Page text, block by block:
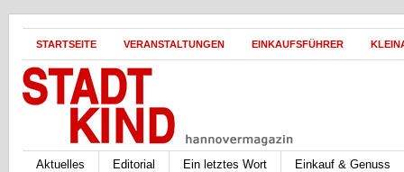
STARTSEITE VERANSTALTUNGEN EINKAUFSFÜHRER
Aktuelles Editorial Ein letztes Wort Einkauf & Genuss